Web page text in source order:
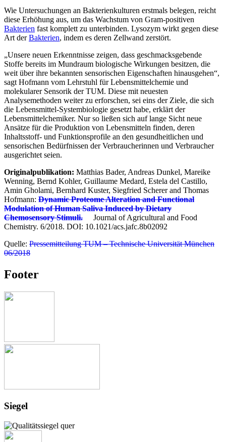
Wie Untersuchungen an Bakterienkulturen erstmals belegen, reicht
diese Erhöhung aus, um das Wachstum von Gram-positiven
Bakterien fast komplett zu unterbinden. Lysozym wirkt gegen diese
Art derBakterien, indem es deren Zellwand zerstört.
„Unsere neuen Erkenntnisse zeigen, dass geschmacksgebende
Stoffe bereits im Mundraum biologische Wirkungen besitzen, die
weit über ihre bekannten sensorischen Eigenschaften hinausgehen“,
sagt Hofmann vom Lehrstuhl für Lebensmittelchemie und
molekularer Sensorik der TUM. Diese mit neuesten
Analysemethoden weiter zu erforschen, sei eins der Ziele, die sich
die Lebensmittel-Systembiologie gesetzt habe, erklärt der
Lebensmittelchemiker. Nur so ließen sich auf lange Sicht neue
Ansätze für die Produktion von Lebensmitteln finden, deren
Inhaltsstoff- und Funktionsprofile an den gesundheitlichen und
sensorischen Bedürfnissen der Verbraucherinnen und Verbraucher
ausgerichtet seien.
Originalpublikation: Matthias Bader, Andreas Dunkel, Mareike
Wenning, Bernd Kohler, Guillaume Medard, Estela del Castillo,
Amin Gholami, Bernhard Kuster, Siegfried Scherer and Thomas
Hofmann: Dynamic Proteome Alteration and Functional
Modulation of Human Saliva Induced by Dietary
Chemosensory Stimuli.
Journal of Agricultural and Food
Chemistry. 6/2018. DOI: 10.1021/acs.jafc.8b02092
Quelle: Pressemitteilung TUM – Technische Universität München
06/2018
Footer
Siegel